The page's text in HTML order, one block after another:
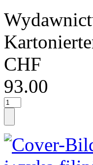
CHF
93.00